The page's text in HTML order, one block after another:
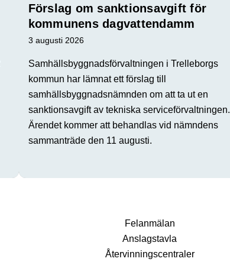
Förslag om sanktionsavgift för
kommunens dagvattendamm
3 augusti 2026
Samhällsbyggnadsförvaltningen i Trelleborgs
kommun har lämnat ett förslag till
samhällsbyggnadsnämnden om att ta ut en
sanktionsavgift av tekniska serviceförvaltningen.
Ärendet kommer att behandlas vid nämndens
sammanträde den 11 augusti.
Fel­anmälan
Anslags­tavla
Återvinnings­centraler